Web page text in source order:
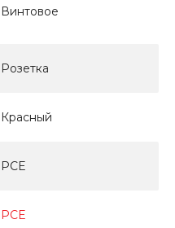
Винтовое
Розетка
Красный
PCE
PCE